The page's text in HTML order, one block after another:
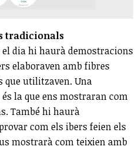
tradicionals
dia hi haurà demostracions
elaboraven amb fibres
que utilitzaven. Una
la que ens mostraran com
També hi haurà
com els ibers feien els
mostrarà com teixien amb